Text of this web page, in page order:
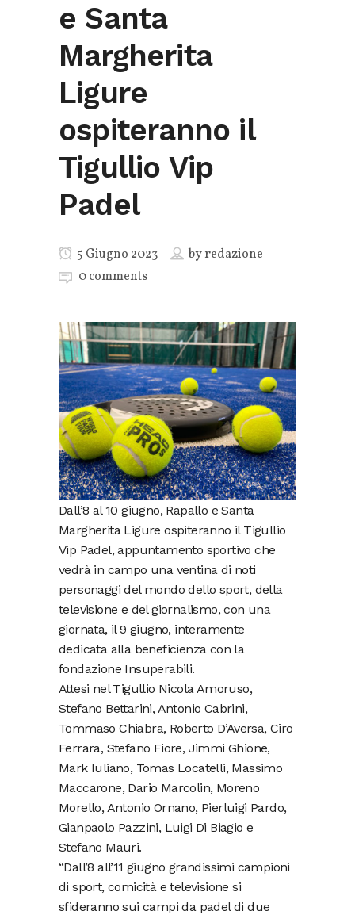
e Santa
Margherita
Ligure
ospiteranno il
Tigullio Vip
Padel
5 Giugno 2023 byredazione
0 comments
Dall’8 al 10 giugno, Rapallo e Santa
Margherita Ligure ospiteranno il Tigullio
Vip Padel, appuntamento sportivo che
vedrà in campo una ventina di noti
personaggi del mondo dello sport, della
televisione e del giornalismo, con una
giornata, il 9 giugno, interamente
dedicata alla beneficienza con la
fondazione Insuperabili.
Attesi nel Tigullio Nicola Amoruso,
Stefano Bettarini, Antonio Cabrini,
Tommaso Chiabra, Roberto D’Aversa, Ciro
Ferrara, Stefano Fiore, Jimmi Ghione,
Mark Iuliano, Tomas Locatelli, Massimo
Maccarone, Dario Marcolin, Moreno
Morello, Antonio Ornano, Pierluigi Pardo,
Gianpaolo Pazzini, Luigi Di Biagio e
Stefano Mauri.
“Dall’8 all’11 giugno grandissimi campioni
di sport, comicità e televisione si
sfideranno sui campi da padel di due